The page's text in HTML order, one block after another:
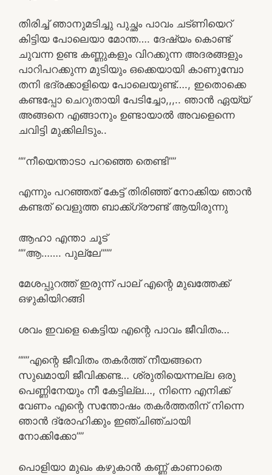
തിരിച്ച് ഞാനുമടിച്ചു പുച്ഛം പാവം ചട്ണിയെറ്
കിട്ടിയ പോലെയാ മോന്ത…. ദേഷ്യം കൊണ്ട്
ചുവന്ന ഉണ്ട കണ്ണുകളും വിറക്കുന്ന അദരങ്ങളും
പാറിപറക്കുന്ന മുടിയും ഒക്കെയായി കാണുമ്പോ
തനി ഭദ്രക്കാളിയെ പോലെയുണ്ട്…., ഇതൊക്കെ
കണ്ടപ്പോ ചെറുതായി പേടിച്ചോ,,,.. ഞാൻ ഏയ്യ്
അങ്ങനെ എങ്ങാനും ഉണ്ടായാൽ അവളെന്നെ
ചവിട്ടി മുക്കിലിടും..
“”നീയെന്താടാ പറഞ്ഞെ തെണ്ടി””
എന്നും പറഞ്ഞത് കേട്ട് തിരിഞ്ഞ് നോക്കിയ ഞാൻ
കണ്ടത് വെളുത്ത ബാക്ക്ഗ്രൗണ്ട് ആയിരുന്നു
ആഹാ എന്താ ചൂട്
“”ആ……. പുല്ലേ”””
മേശപ്പുറത്ത് ഇരുന്ന് പാല് എന്റെ മുഖത്തേക്ക്
ഒഴുകിയിറങ്ങി
ശവം ഇവളെ കെട്ടിയ എന്റെ പാവം ജീവിതം…
“””എന്റെ ജീവിതം തകർത്ത് നീയങ്ങനെ
സുഖമായി ജീവിക്കണ്ട… ശ്രുതിയെന്നല്ല ഒരു
പെണ്ണിനേയും നീ കേട്ടില്ല…, നിന്നെ എനിക്ക്
വേണം എന്റെ സന്തോഷം തകർത്തതിന് നിന്നെ
ഞാൻ ദ്രോഹിക്കും ഇഞ്ചിഞ്ചായി
നോക്കിക്കോ””
പൊളിയാ മുഖം കഴുകാൻ കണ്ണ് കാണാതെ